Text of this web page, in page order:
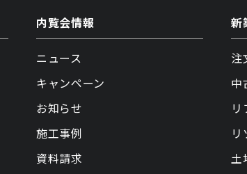
内覧会情報
ニュース
キャンペーン
お知らせ
施工事例
資料請求
新
注
中
リ
土